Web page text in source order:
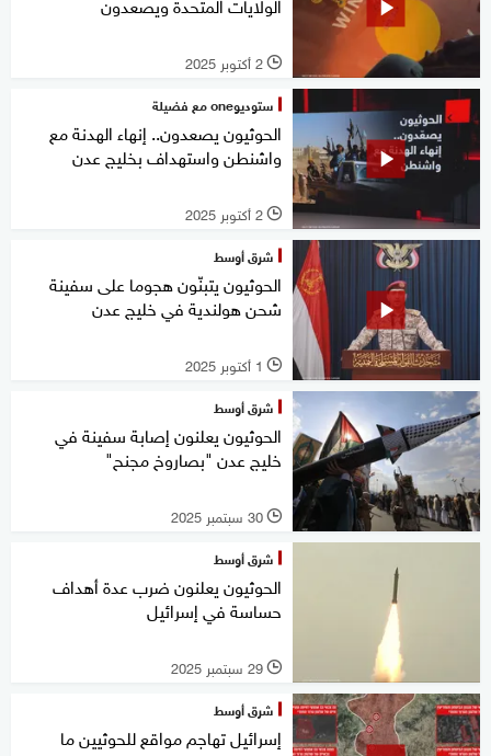
l 2 أكتوبر 2025
ستوديوone مع فضيلة
الحوثيون يصعدون.. إنهاء الهدنة مع
واشنطن واستهداف بخليج عدن
l 2 أكتوبر 2025
شرق أوسط
الحوثيون يتبنّون هجوما على سفينة
شحن هولندية في خليج عدن
l 1 أكتوبر 2025
شرق أوسط
الحوثيون يعلنون إصابة سفينة في
خليج عدن "بصاروخ مجنح"
l 30 سبتمبر 2025
شرق أوسط
الحوثيون يعلنون ضرب عدة أهداف
حساسة في إسرائيل
l 29 سبتمبر 2025
شرق أوسط
إسرائيل تهاجم مواقع للحوثيين ما